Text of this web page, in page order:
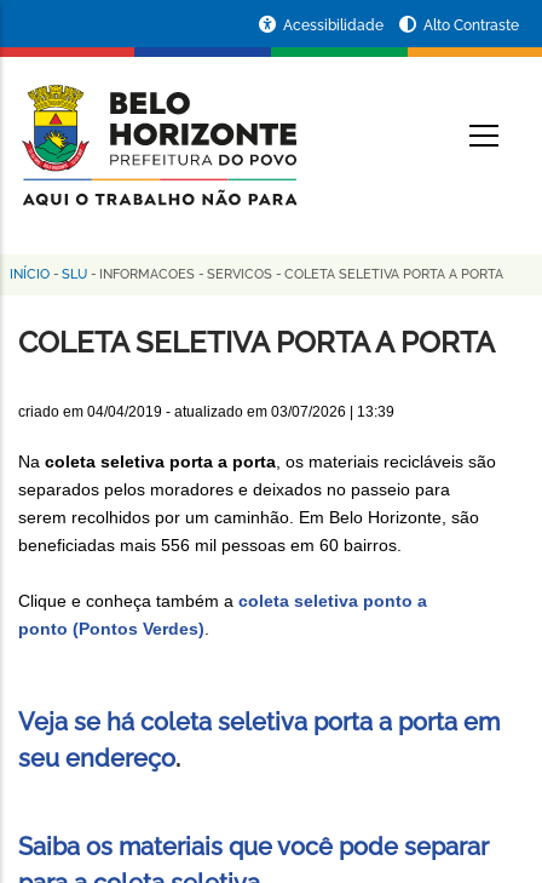
conteúdo
principal
da
Prefeitura
de
Horizonte
Acessibilidade Alto Contraste
Trilha
de
INÍCIO - SLU - INFORMACOES - SERVICOS - COLETA SELETIVA PORTA A PORTA
COLETA SELETIVA PORTA A PORTA
criado em 04/04/2019 - atualizado em 03/07/2026 | 13:39
Na coleta seletiva porta a porta , os materiais recicláveis são
separados pelos moradores e deixados no passeio para
serem recolhidos por um caminhão. Em Belo Horizonte, são
beneficiadas mais 556 mil pessoas em 60 bairros.
Clique e conheça também a coleta seletiva ponto a
ponto (Pontos Verdes)
Veja se há coleta seletiva porta a porta em
seu endereço.
Saiba os materiais que você pode separar